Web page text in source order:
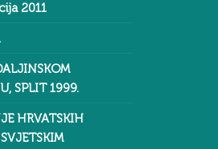
2011
SPLIT 1999.
HRVATSKIH